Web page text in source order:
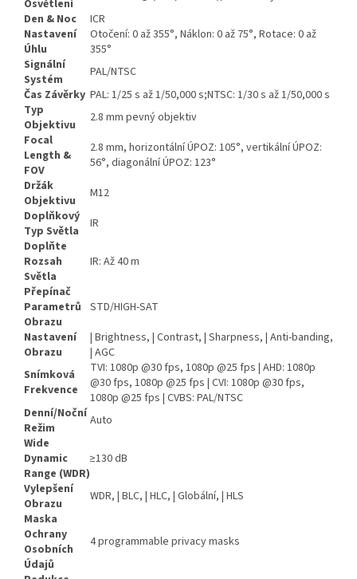
Osvětlení
Den & Noc
ICR
Nastavení
Úhlu
Otočení: 0 až 355°, Náklon: 0 až 75°, Rotace: 0 až
355°
Signální
Systém
PAL/NTSC
Čas Závěrky PAL: 1/25 s až 1/50,000 s;NTSC: 1/30 s až 1/50,000 s
Typ
Objektivu
2.8 mm pevný objektiv
Focal
Length &
FOV
2.8 mm, horizontální ÚPOZ: 105°, vertikální ÚPOZ:
56°, diagonální ÚPOZ: 123°
Držák
Objektivu
M12
Doplňkový
Typ Světla
IR
Doplňte
Rozsah
Světla
IR: Až 40 m
Přepínač
Parametrů
Obrazu
STD/HIGH-SAT
Nastavení
Obrazu
| Brightness, | Contrast, | Sharpness, | Anti-banding,
| AGC
Snímková
Frekvence
TVI: 1080p @30 fps, 1080p @25 fps | AHD: 1080p
@30 fps, 1080p @25 fps | CVI: 1080p @30 fps,
1080p @25 fps | CVBS: PAL/NTSC
Denní/Noční
Režim
Auto
Wide
Dynamic
Range (WDR)
≥130 dB
Vylepšení
Obrazu
WDR, | BLC, | HLC, | Globální, | HLS
Maska
Ochrany
Osobních
Údajů
4 programmable privacy masks